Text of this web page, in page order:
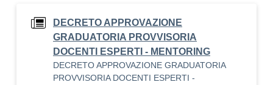
DECRETO APPROVAZIONE
GRADUATORIA PROVVISORIA
DOCENTI ESPERTI - MENTORING
DECRETO APPROVAZIONE GRADUATORIA
PROVVISORIA DOCENTI ESPERTI -